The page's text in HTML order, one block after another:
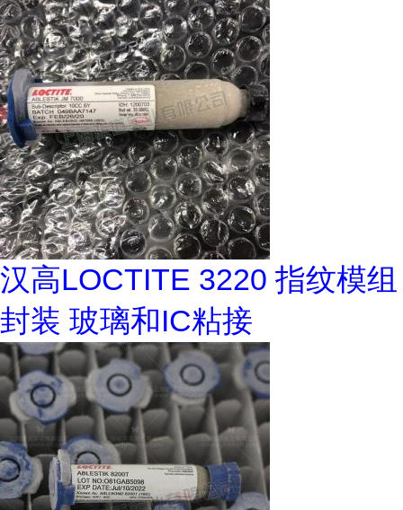
汉高LOCTITE 3220 指纹模组
封装 玻璃和IC粘接